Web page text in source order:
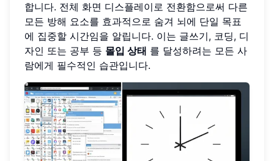
합니다. 전체 화면 디스플레이로 전환함으로써 다른
모든 방해 요소를 효과적으로 숨겨 뇌에 단일 목표
에 집중할 시간임을 알립니다. 이는 글쓰기, 코딩, 디
자인 또는 공부 등 몰입 상태 를 달성하려는 모든 사
람에게 필수적인 습관입니다.